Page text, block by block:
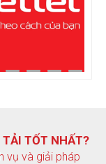
TỐT NHẤT?
vụ và giải pháp